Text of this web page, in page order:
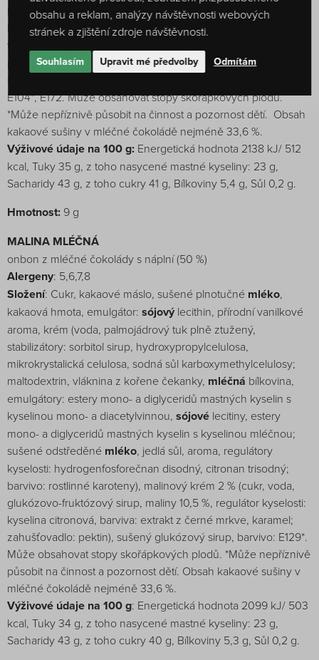
kyselosti: hydrogenfosforečnan disodný, citronan trisodný;
barvivo: rostlinné karoteny), vanilkový krém 2 % (glukózovo-
fruktózový sirup, cukr, kondenzované odstředěné
přírodní aroma, voda, přírodní vanilkové aroma, modifikovaní
škrob, rostlinné výtažky), sušený glukózový sirup, barvivo:
E104*, E172. Může obsahovat stopy skořápkových plodů.
*Může nepříznivě působit na činnost a pozornost dětí. Obsah
kakaové sušiny v mléčné čokoládě nejméně 33,6 %.
Výživové údaje na 100 g: Energetická hodnota 2138 kJ/ 512
kcal, Tuky 35 g, z toho nasycené mastné kyseliny: 23 g,
Sacharidy 43 g, z toho cukry 41 g, Bílkoviny 5,4 g, Sůl 0,2 g.
Hmotnost: 9 g
MALINA MLÉČNÁ
onbon z mléčné čokolády s náplní (50 %)
Alergeny: 5,6,7,8
Složení: Cukr, kakaové máslo, sušené plnotučné mléko,
kakaová hmota, emulgátor: sójový lecithin, přírodní vanilkové
aroma, krém (voda, palmojádrový tuk plně ztužený,
stabilizátory: sorbitol sirup, hydroxypropylcelulosa,
mikrokrystalická celulosa, sodná sůl karboxymethylcelulosy;
maltodextrin, vláknina z kořene čekanky, mléčná bílkovina,
emulgátory: estery mono- a diglyceridů mastných kyselin s
kyselinou mono- a diacetylvinnou, sójové lecitiny, estery
mono- a diglyceridů mastných kyselin s kyselinou mléčnou;
sušené odstředěné mléko, jedlá sůl, aroma, regulátory
kyselosti: hydrogenfosforečnan disodný, citronan trisodný;
barvivo: rostlinné karoteny), malinový krém 2 % (cukr, voda,
glukózovo-fruktózový sirup, maliny 10,5 %, regulátor kyselosti:
kyselina citronová, barviva: extrakt z černé mrkve, karamel;
zahušťovadlo: pektin), sušený glukózový sirup, barvivo: E129*.
Může obsahovat stopy skořápkových plodů. *Může nepříznivě
působit na činnost a pozornost dětí. Obsah kakaové sušiny v
mléčné čokoládě nejméně 33,6 %.
Výživové údaje na 100 g: Energetická hodnota 2099 kJ/ 503
kcal, Tuky 34 g, z toho nasycené mastné kyseliny: 23 g,
Sacharidy 43 g, z toho cukry 40 g, Bílkoviny 5,3 g, Sůl 0,2 g.
obsahu a reklam, analýzy návštěvnosti webových
stránek a zjištění zdroje návštěvnosti.
Souhlasím Upravit mé předvolby Odmítám